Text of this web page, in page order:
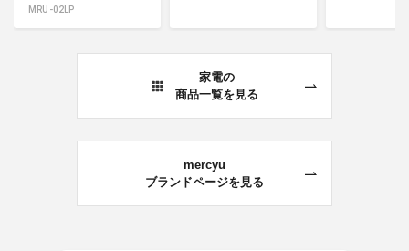
MRU-02LP
家電の
商品一覧を見る
mercyu
ブランドページを見る